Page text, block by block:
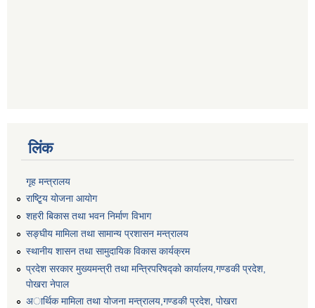
लिंक
गृह मन्त्रालय
राष्टि्ृय योजना आयोग
शहरी बिकास तथा भवन निर्माण विभाग
सङ्घीय मामिला तथा सामान्य प्रशासन मन्त्रालय
स्थानीय शासन तथा सामुदायिक विकास कार्यक्रम
प्रदेश सरकार मुख्यमन्त्री तथा मन्त्रिपरिषद्को कार्यालय,गण्डकी प्रदेश,
पाेखरा नेपाल
अार्थिक मामिला तथा योजना मन्त्रालय,गण्डकी प्रदेश, पोखरा